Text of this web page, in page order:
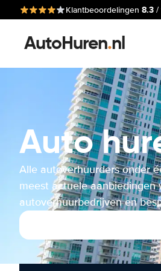
Klantbeoordelingen 8.3 /
AutoHuren.nl
Auto
Alle autoverhuurders onder
meest actuele aanbiedingen
autoverhuurbedrijven en